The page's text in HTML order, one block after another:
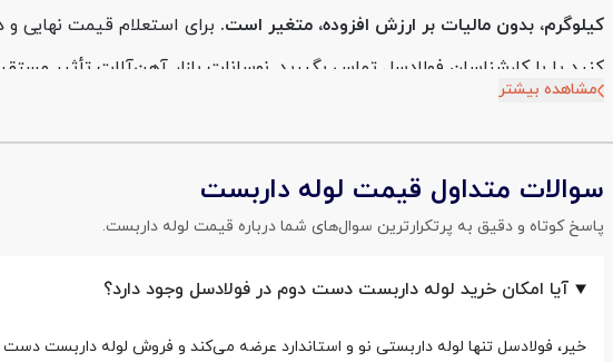
کیلوگرم، بدون مالیات بر ارزش افزوده، متغیر است. برای استعلام قیمت نهایی
کنید یا با کارشناسان فولادسل تماس بگیرید. نوسانات بازار آهن‌آلات تأثیر
با توجه به نوسانات بازار آهن، استعلام قیمت آنلاین لوله داربست به صورت
مناسب‌ترین گزینه را با توجه به نیاز پروژه خود انتخاب کنید. شما میتوانید
فولادسل به وب سایت ما مراجعه کرده و یا با شماره تلفن 024-74486 تماس حاصل کنید.
مشاهده بیشتر
سوالات متداول قیمت لوله داربست
پاسخ کوتاه و دقیق به پرتکرارترین سوال‌های شما درباره قیمت لوله داربست.
آیا امکان خرید لوله داربست دست دوم در فولادسل وجود دارد؟
خیر، فولادسل تنها لوله داربستی نو و استاندارد عرضه می‌کند و فروش لوله داربست